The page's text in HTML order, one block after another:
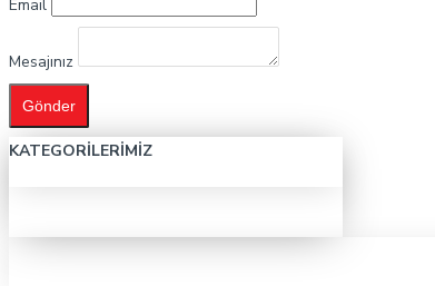
Email
Mesajınız
Gönder
KATEGORILERIMIZ